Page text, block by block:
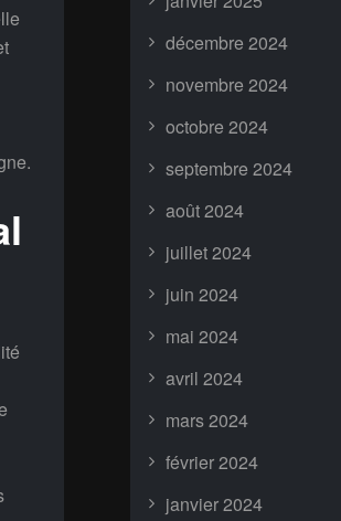
décembre 2024
novembre 2024
octobre 2024
septembre 2024
août 2024
juillet 2024
juin 2024
mai 2024
avril 2024
mars 2024
février 2024
janvier 2024